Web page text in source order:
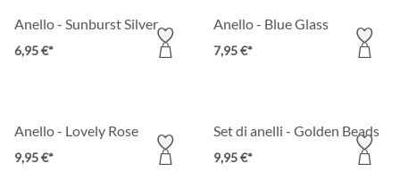
Anello - Sunburst Silver
6,95 €*
Anello - Blue Glass
7,95 €*
Anello - Lovely Rose
9,95 €*
Set di anelli - Golden Beads
9,95 €*